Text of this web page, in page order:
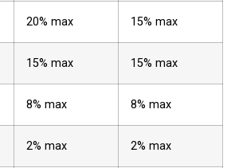
20% max 15% max
15% max 15% max
8% max 8% max
2% max 2% max